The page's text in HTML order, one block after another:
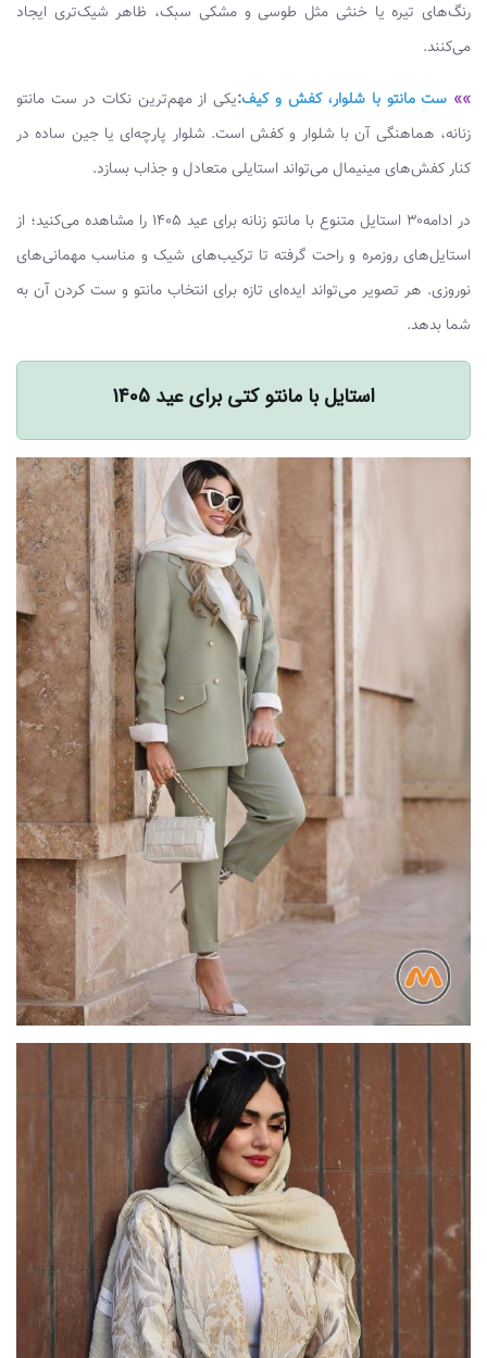
رنگ‌های تیره یا خنثی مثل طوسی و مشکی سبک، ظاهر شیک‌تری ایجاد
می‌کنند.
»» ست مانتو با شلوار، کفش و کیف:یکی از مهم‌ترین نکات در ست مانتو
زنانه، هماهنگی آن با شلوار و کفش است. شلوار پارچه‌ای یا جین ساده در
کنار کفش‌های مینیمال می‌تواند استایلی متعادل و جذاب بسازد.
در ادامه۳۰ استایل متنوع با مانتو زنانه برای عید 1405 را مشاهده می‌کنید؛ از
استایل‌های روزمره و راحت گرفته تا ترکیب‌های شیک و مناسب مهمانی‌های
نوروزی. هر تصویر می‌تواند ایده‌ای تازه برای انتخاب مانتو و ست کردن آن به
شما بدهد.
استایل با مانتو کتی برای عید 1405